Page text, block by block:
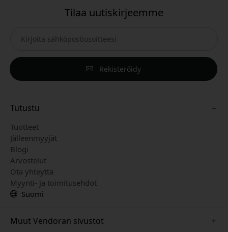
Tilaa uutiskirjeemme
Rekisteröidy
Tutustu
Tuotteet
Jälleenmyyjät
Blogi
Arvostelut
Ota yhteyttä
Myynti- ja toimitusehdot
Suomi
Muut Vendoran sivustot